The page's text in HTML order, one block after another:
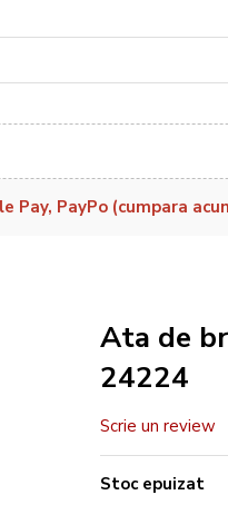
Pay, PayPo (cumpara
Ata de
24224
Scrie un review
Stoc epuizat